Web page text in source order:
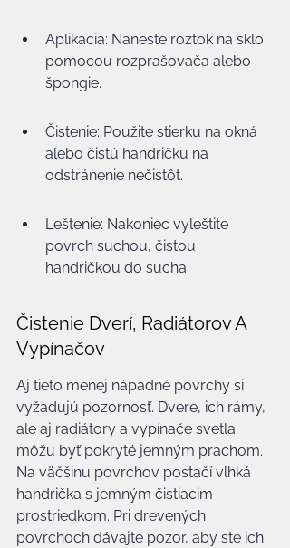
Aplikácia: Naneste roztok na sklo
pomocou rozprašovača alebo
špongie.
Čistenie: Použite stierku na okná
alebo čistú handričku na
odstránenie nečistôt.
Leštenie: Nakoniec vyleštite
povrch suchou, čistou
handričkou do sucha.
Čistenie Dverí, Radiátorov A
Vypínačov
Aj tieto menej nápadné povrchy si
vyžadujú pozornosť. Dvere, ich rámy,
ale aj radiátory a vypínače svetla
môžu byť pokryté jemným prachom.
Na väčšinu povrchov postačí vlhká
handrička s jemným čistiacim
prostriedkom. Pri drevených
povrchoch dávajte pozor, aby ste ich